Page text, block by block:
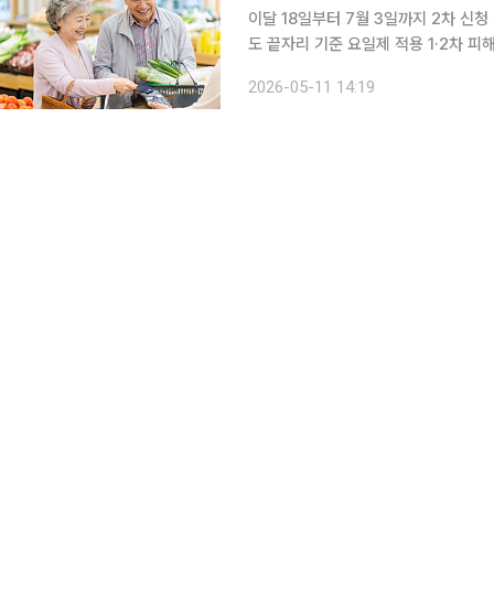
이달 18일부터 7월 3일까지 2차 신
도 끝자리 기준 요일제 적용 1·2차 피해지
해지원금 2차 신청 및 지급이 진
2026-05-11 14:19